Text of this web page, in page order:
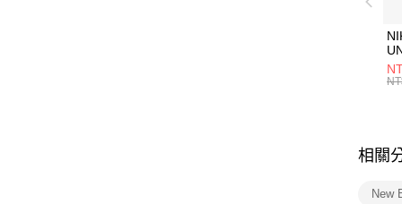
統
相關
New